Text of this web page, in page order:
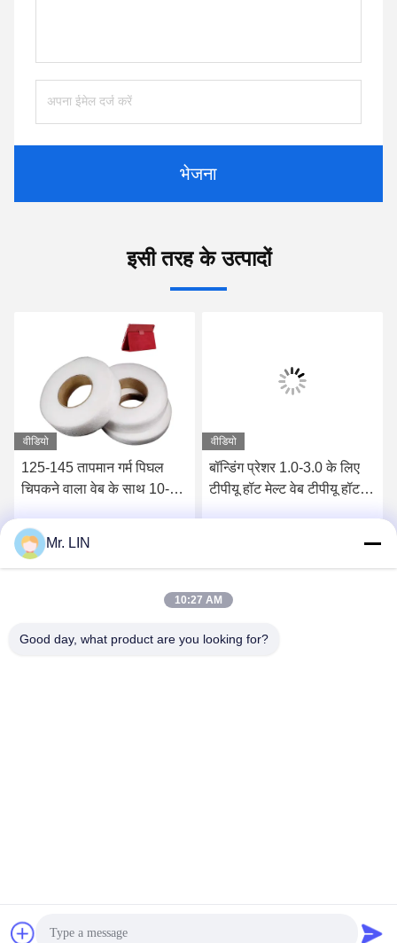
भेजना
इसी तरह के उत्पादों
वीडियो
125-145 तापमान गर्म पिघल
चिपकने वाला वेब के साथ 10-15
चिपकने वाला
सर्वोत्तम मूल्य प्राप्त करें
वीडियो
बॉन्डिंग प्रेशर 1.0-3.0 के लिए
टीपीयू हॉट मेल्ट वेब टीपीयू हॉट
hotmelt-films.com . सर्वाधिकार सुरक्षित।
Mr. LIN
10:27 AM
Good day, what product are you looking for?